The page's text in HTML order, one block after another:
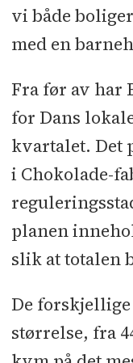
vi både
med en
Fra før av har
for Dans
kvartalet. Det
i Chokolade-
planen
slik at totalen
De
størrelse, fra